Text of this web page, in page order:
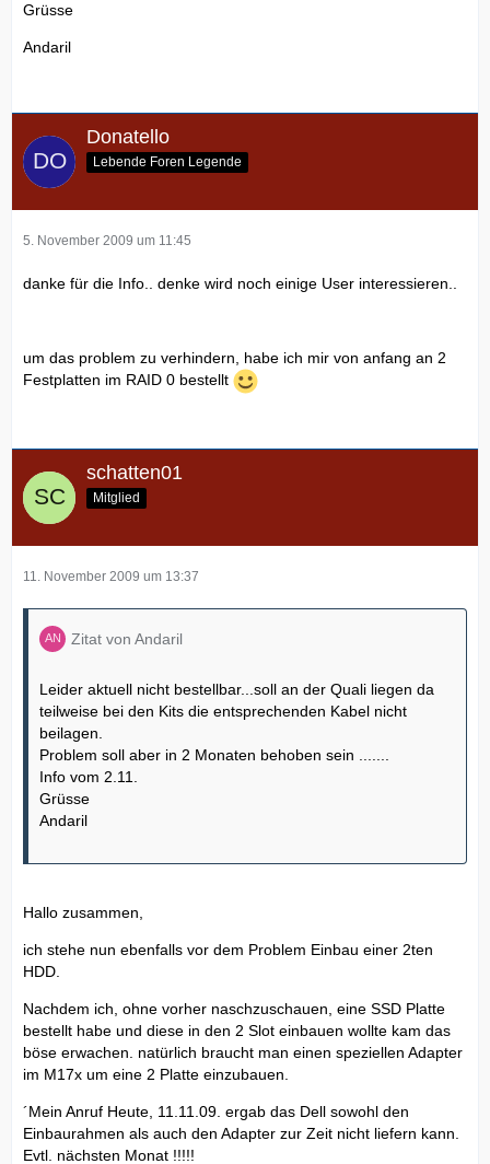
Grüsse
Andaril
Donatello
Lebende Foren Legende
5. November 2009 um 11:45
danke für die Info.. denke wird noch einige User interessieren..
um das problem zu verhindern, habe ich mir von anfang an 2
Festplatten im RAID 0 bestellt
schatten01
Mitglied
11. November 2009 um 13:37
Zitat von Andaril
Leider aktuell nicht bestellbar...soll an der Quali liegen da
teilweise bei den Kits die entsprechenden Kabel nicht
beilagen.
Problem soll aber in 2 Monaten behoben sein .......
Info vom 2.11.
Grüsse
Andaril
Hallo zusammen,
ich stehe nun ebenfalls vor dem Problem Einbau einer 2ten
HDD.
Nachdem ich, ohne vorher naschzuschauen, eine SSD Platte
bestellt habe und diese in den 2 Slot einbauen wollte kam das
böse erwachen. natürlich braucht man einen speziellen Adapter
im M17x um eine 2 Platte einzubauen.
´Mein Anruf Heute, 11.11.09. ergab das Dell sowohl den
Einbaurahmen als auch den Adapter zur Zeit nicht liefern kann.
Evtl. nächsten Monat !!!!!